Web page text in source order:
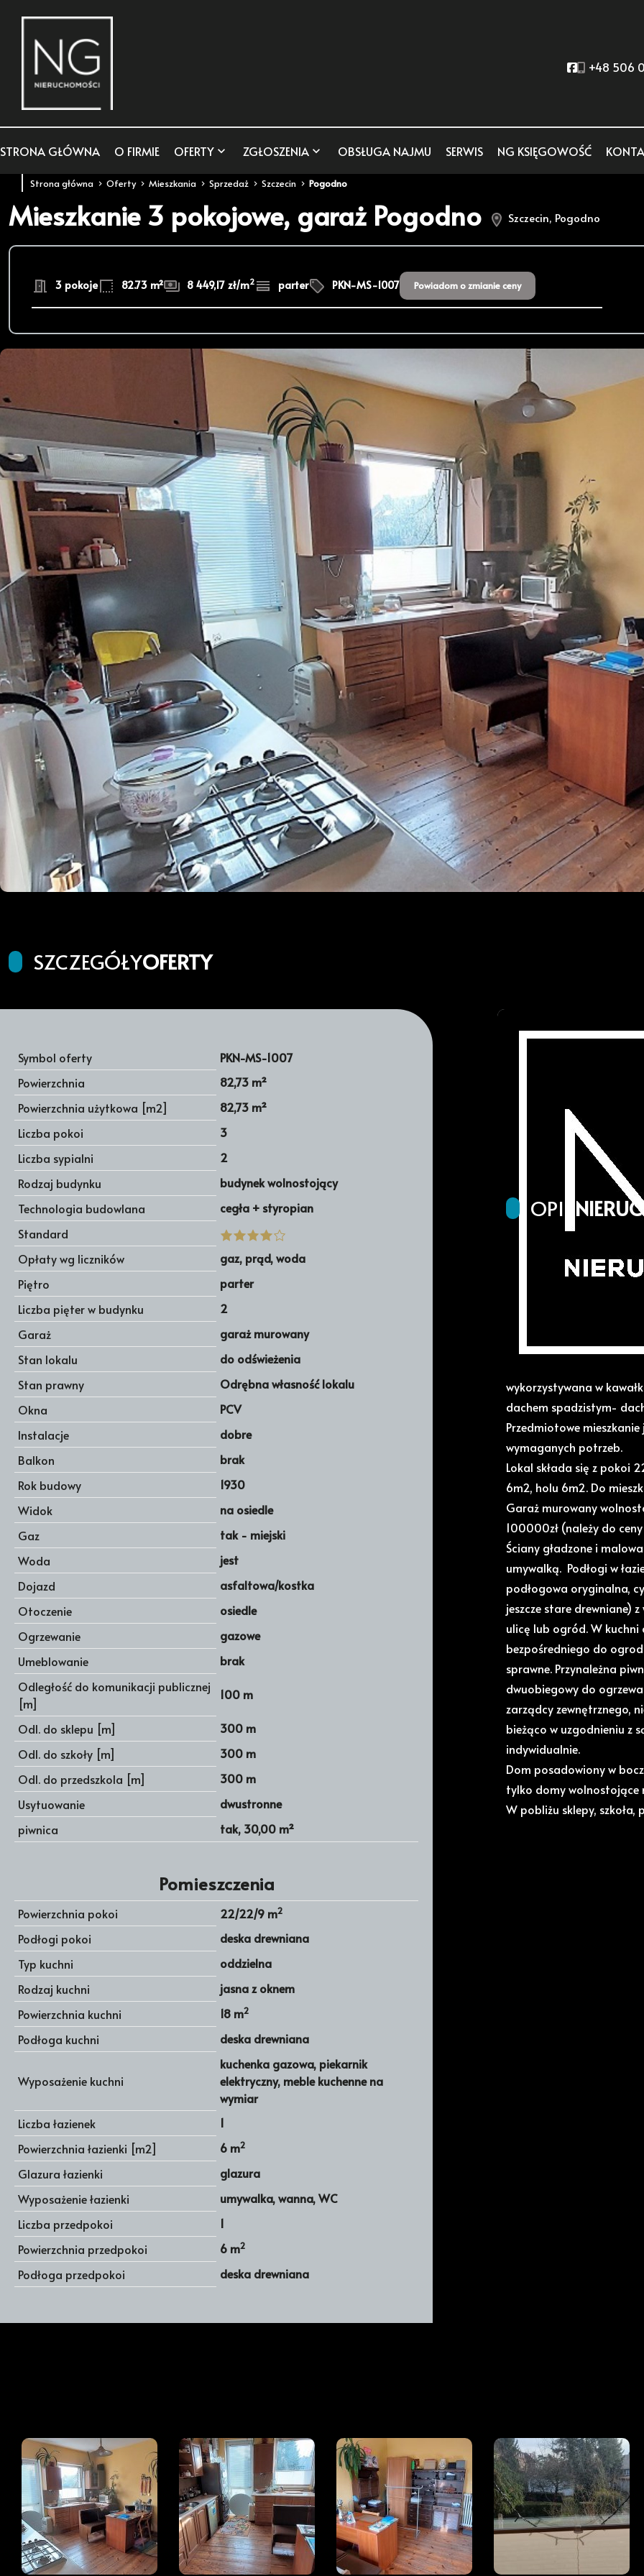
Social link
+48 506
STRONA GŁÓWNA O FIRMIE OFERTY ZGŁOSZENIA OBSŁUGA NAJMU SERWIS NG KSIĘGOWOŚĆ
Strona główna Oferty Mieszkania Sprzedaż Szczecin Pogodno
Mieszkanie 3 pokojowe, garaż Pogodno Szczecin, Pogodno
3 pokoje 82.73 m² 8 449,17 zł/m2 parter PKN-MS-1007 Powiadom o zmianie ceny
SZCZEGÓŁYOFERTY
Symbol oferty
PKN-MS-1007
Powierzchnia
82,73 m²
Powierzchnia użytkowa [m2]
82,73 m²
Liczba pokoi
3
Liczba sypialni
2
Rodzaj budynku
budynek wolnostojący
Technologia budowlana
cegła + styropian
Standard
Opłaty wg liczników
gaz, prąd, woda
Piętro
parter
Liczba pięter w budynku
2
Garaż
garaż murowany
Stan lokalu
do odświeżenia
Stan prawny
Odrębna własność lokalu
Okna
PCV
Instalacje
dobre
Balkon
brak
Rok budowy
1930
Widok
na osiedle
Gaz
tak - miejski
Woda
jest
Dojazd
asfaltowa/kostka
Otoczenie
osiedle
Ogrzewanie
gazowe
Umeblowanie
brak
Odległość do komunikacji publicznej
[m]
100 m
Odl. do sklepu [m]
300 m
Odl. do szkoły [m]
300 m
Odl. do przedszkola [m]
300 m
Usytuowanie
dwustronne
piwnica
tak, 30,00 m²
Pomieszczenia
Powierzchnia pokoi 22/22/9 m2
Podłogi pokoi
deska drewniana
Typ kuchni
oddzielna
Rodzaj kuchni
jasna z oknem
Powierzchnia kuchni
18 m2
Podłoga kuchni deska drewniana
Wyposażenie kuchni
kuchenka gazowa, piekarnik
elektryczny, meble kuchenne na
wymiar
Liczba łazienek
1
Powierzchnia łazienki [m2]
6 m2
Glazura łazienki
glazura
Wyposażenie łazienki
umywalka, wanna, WC
Liczba przedpokoi
1
Powierzchnia przedpokoi
6 m2
Podłoga przedpokoi deska drewniana
OPIS
Mieszkanie 3 pokojowe
Budynek składa się z
poziomie powyżej
powierzchni 659m2. Na
wykorzystywana w
dachem spadzistym-
Przedmiotowe
wymaganych potrzeb.
Lokal składa się z pokoi
6m2, holu 6m2. Do
Garaż murowany
100000zł (należy do
Ściany gładzone i
umywalką. Podłogi w
podłogowa oryginalna,
jeszcze stare drewniane)
ulicę lub ogród. W
bezpośredniego do
sprawne. Przynależna
dwuobiegowy do
zarządcy zewnętrznego,
bieżąco w uzgodnieniu z
indywidualnie.
Dom posadowiony w
tylko domy wolnostojące
W pobliżu sklepy, szkoła,